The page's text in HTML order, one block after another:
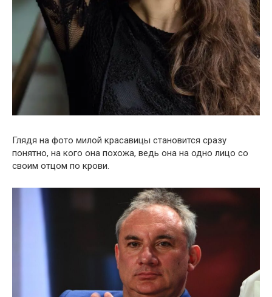
Глядя на фото милой красавицы становится сразу
понятно, на кого она похожа, ведь она на одно лицо со
своим отцом по крови.